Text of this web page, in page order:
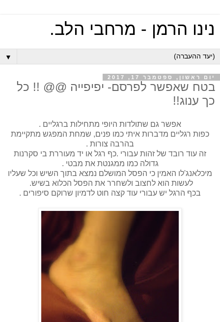
נינו הרמן - מרחבי הלב.
▼
יום ראשון, ספטמבר 17, 2017
בטח שאפשר לפרסם- יפיפייה @@ !! כל
כך ענוג!!
אפשר גם שתולדות היופי מתחילות ברגליים .
כפות רגליים מדברות איתי כמו פנים, שמחת המפגש מתקיימת
בהרבה צורות .
זה עוד רובד של זהות עבורי .כף רגל או יד מעוררת בי סקרנות
גדולה כמו ממגנטת את מבטי .
מיכלאנג'לו האמין כי הפסל המושלם נמצא בתוך השיש וכל שעליו
לעשות הוא לחצוב ולשחרר את הפסל הכלוא בשיש.
בכף הרגל יש עבורי עוד קצה חוט לדמיון שרוקם סיפורים .